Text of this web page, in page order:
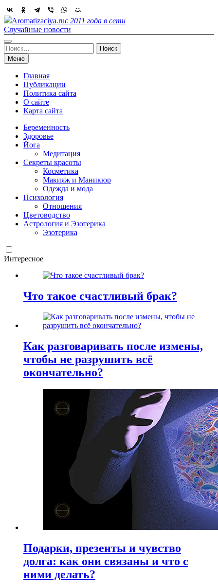
Skip
to
content
Aromatizaciya.ruс 2011 года в сети
Случайные новости
Найти:
Меню
Главная
Публикации
Политика сайта
О сайте
Карта сайта
Беременность
Здоровье
Йога
Медитация
Секреты красоты
Косметика
Макияж и Маникюр
Одежда и мода
Психология
Отношения
Цветоводство
Астрология и Эзотерика
Эзотерика
Интересное
Что такое счастливый брак?
Как разговаривать после измены,
чтобы не разрушить всё
окончательно?
Подарки, презенты и чувство
долга: как они связаны и что с
ними делать?